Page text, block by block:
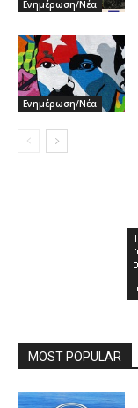
Ενημέρωση/Νέα
Ενημέρωση/Νέα
MOST POPULAR